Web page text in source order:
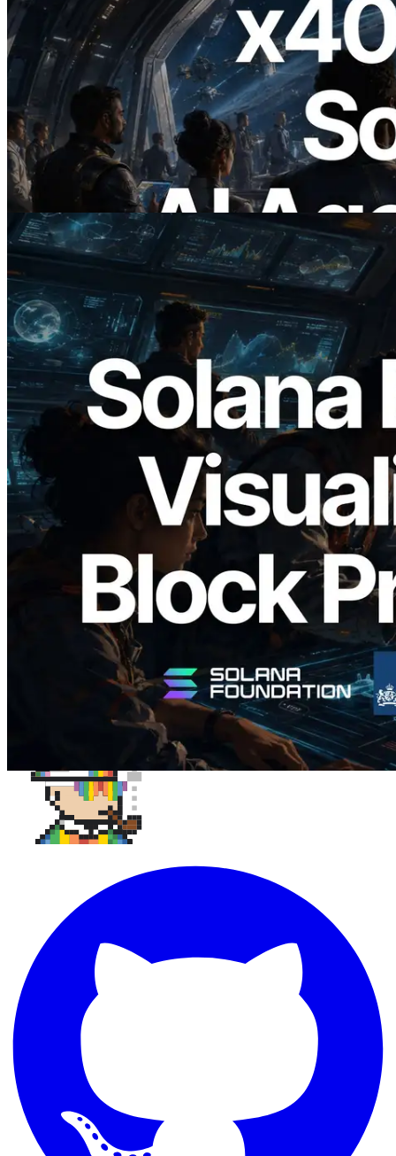
2026.07.04
ERPC lança Solana RPC com suporte a
x402 — A era em que agentes de IA
pagam sob demanda pelas APIs de que
precisam
Ler este artigo
2026.05.24
Validators Solutions lança Solana Block
Analyzer — Visualizando o tempo de
produção de bloco por slot e o validador
responsável